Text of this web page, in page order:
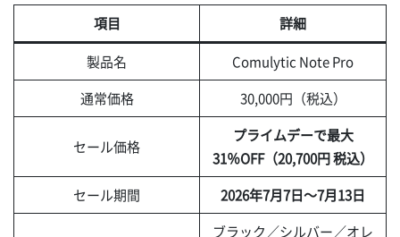
項目
詳細
製品名
Comulytic Note Pro
通常価格
30,000円（税込）
セール価格
プライムデーで最大
31％OFF（20,700円 税込）
セール期間
2026年7月7日～7月13日
ブラック／シルバー／オレ